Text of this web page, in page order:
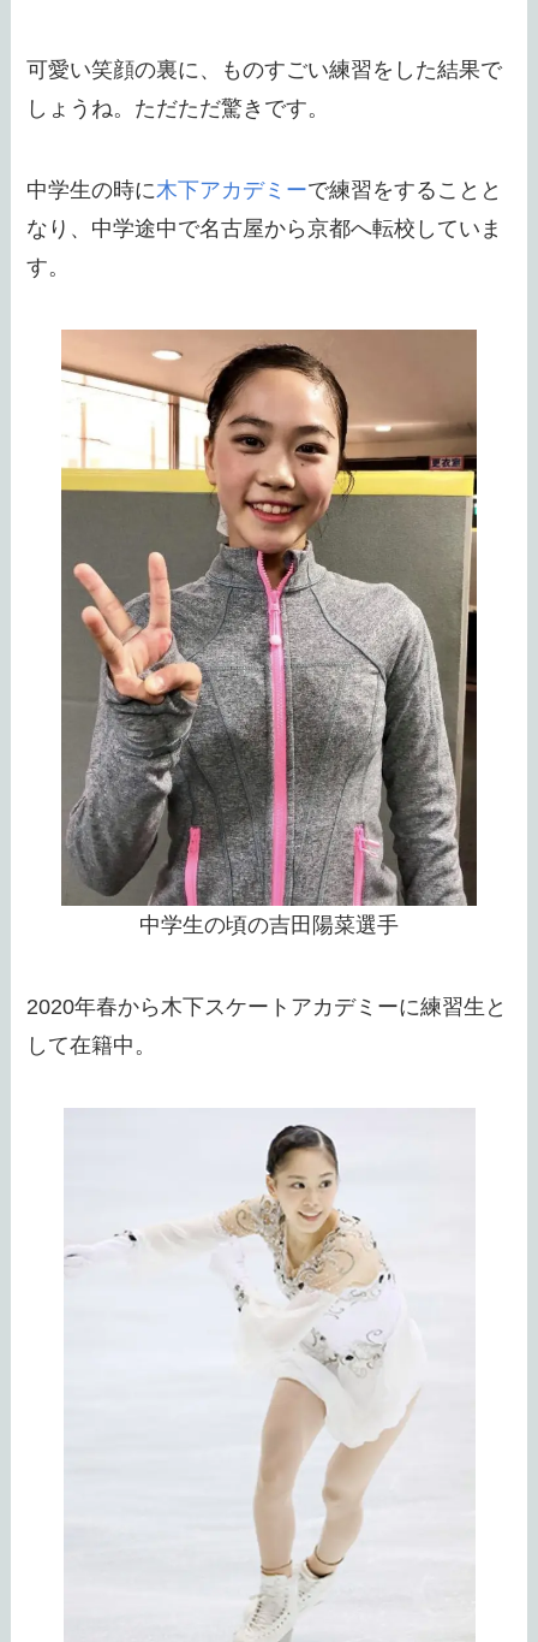
可愛い笑顔の裏に、ものすごい練習をした結果で
しょうね。ただただ驚きです。
中学生の時に木下アカデミーで練習をすることと
なり、中学途中で名古屋から京都へ転校していま
す。
中学生の頃の吉田陽菜選手
2020年春から木下スケートアカデミーに練習生と
して在籍中。